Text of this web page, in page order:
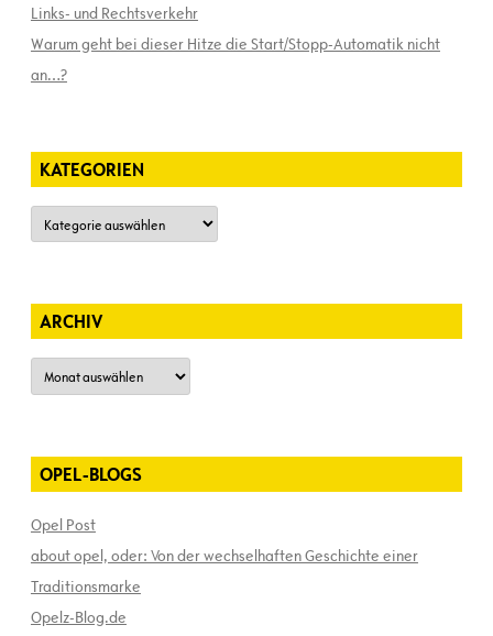
Links- und Rechtsverkehr
Warum geht bei dieser Hitze die Start/Stopp-Automatik nicht
an…?
KATEGORIEN
Kategorien
ARCHIV
Archiv
OPEL-BLOGS
Opel Post
about opel, oder: Von der wechselhaften Geschichte einer
Traditionsmarke
Opelz-Blog.de